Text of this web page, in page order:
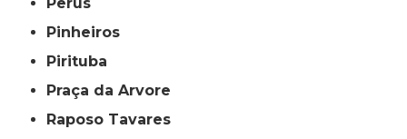
Pinheiros
Pirituba
Praça da Arvore
Raposo Tavares